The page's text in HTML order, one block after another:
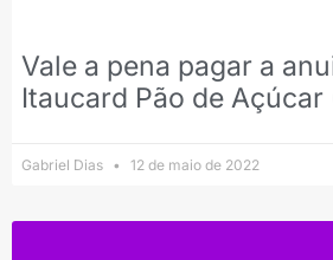
Vale a pena pagar a
Itaucard Pão de Açúcar
Gabriel Dias 12 de maio de 2022